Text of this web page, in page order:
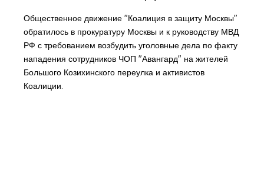
Общественное движение "Коалиция в защиту Москвы"
обратилось в прокуратуру Москвы и к руководству МВД
РФ с требованием возбудить уголовные дела по факту
нападения сотрудников ЧОП "Авангард" на жителей
Большого Козихинского переулка и активистов
Коалиции.